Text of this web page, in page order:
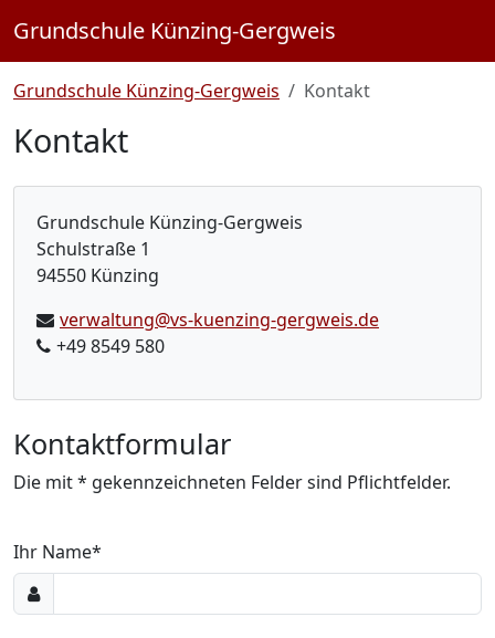
Grundschule Künzing-Gergweis
Grundschule Künzing-Gergweis Kontakt
Kontakt
Grundschule Künzing-Gergweis
Schulstraße 1
94550 Künzing
verwaltung@vs-kuenzing-gergweis.de
+49 8549 580
Kontaktformular
Die mit* gekennzeichneten Felder sind Pflichtfelder.
Pflichtfeld
Ihr Name*